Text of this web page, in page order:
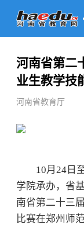
河南省第二
业生教学技
河南省教育厅
10月24日至
学院承办，省
南省第二十三
比赛在郑州师